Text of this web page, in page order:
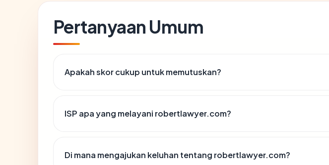
Pertanyaan Umum
Apakah skor cukup untuk memutuskan?
ISP apa yang melayani robertlawyer.com?
Di mana mengajukan keluhan tentang robertlawyer.com?